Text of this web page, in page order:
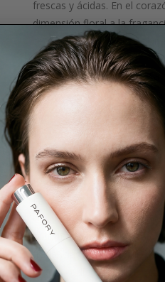
frescas y ácidas. En el
dimensión floral a la
cedro, sándalo y vetiver.
impresión.
¿Qué hay detrás de
La fragancia de la marca
vetiver. Nos encanta el
acentos de pomelo.
verde o coriáceo. Para
cortan y secan al sol
La marca detrás de
La marca detrás de la
concepto de fragancia
concepto verdaderamente
fragancias. Cada familia de
propio código de color.